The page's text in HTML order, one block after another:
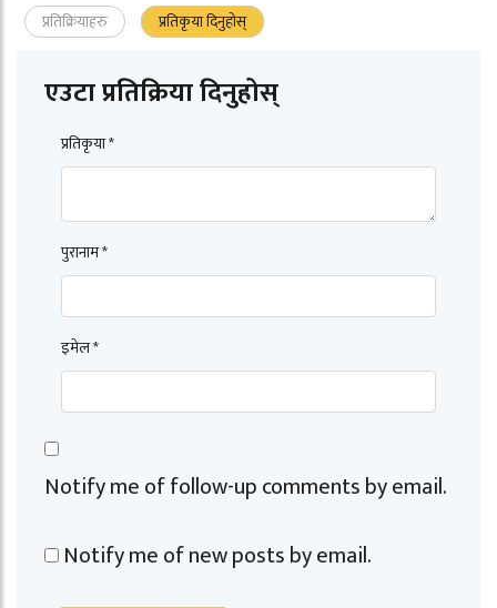
प्रतिक्रियाहरु प्रतिकृया दिनुहोस्
एउटा प्रतिक्रिया दिनुहोस्
प्रतिकृया *
पुरानाम *
इमेल *
Notify me of follow-up comments by email.
Notify me of new posts by email.